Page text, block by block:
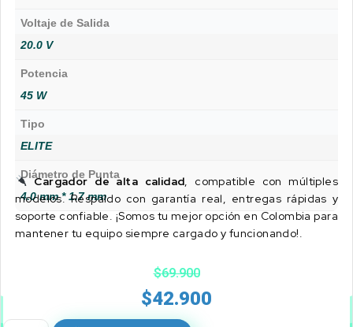
Voltaje de Salida
20.0 V
Potencia
45 W
Tipo
ELITE
Diámetro de Punta
4.0 mm * 1.7 mm
Cargador de alta calidad, compatible con múltiples
modelos. Respaldo con garantía real, entregas rápidas y
soporte confiable. ¡Somos tu mejor opción en Colombia para
mantener tu equipo siempre cargado y funcionando!.
$69.900
$42.900